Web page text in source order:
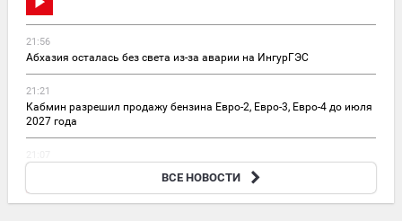
21:56
Абхазия осталась без света из-за аварии на ИнгурГЭС
21:21
Кабмин разрешил продажу бензина Евро-2, Евро-3, Евро-4 до июля
2027 года
Путин объявил о кадровых изменениях в Минобороны:
ВСЕ НОВОСТИ